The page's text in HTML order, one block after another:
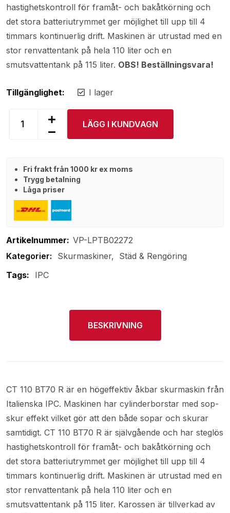
hastighetskontroll för framåt- och bakåtkörning och
det stora batteriutrymmet ger möjlighet till upp till 4
timmars kontinuerlig drift. Maskinen är utrustad med en
stor renvattentank på hela 110 liter och en
smutsvattentank på 115 liter. OBS! Beställningsvara!
Tillgänglighet: I lager
LÄGG I KUNDVAGN
Fri frakt från 1000 kr ex moms
Trygg betalning
Låga priser
Artikelnummer: VP-LPTB02272
Skurmaskiner
Städ & Rengöring
Tags:
IPC
BESKRIVNING
CT 110 BT70 R är en högeffektiv åkbar skurmaskin från
Italienska IPC. Maskinen har cylinderborstar med sop-
skur effekt vilket gör att den både sopar och skurar
samtidigt. CT 110 BT70 R är självgående och har steglös
hastighetskontroll för framåt- och bakåtkörning och
det stora batteriutrymmet ger möjlighet till upp till 4
timmars kontinuerlig drift. Maskinen är utrustad med en
stor renvattentank på hela 110 liter och en
smutsvattentank på 115 liter. Karossen är tillverkad av